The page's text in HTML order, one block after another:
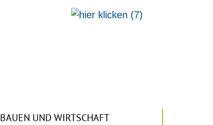
BAUEN UND WIRTSCHAFT